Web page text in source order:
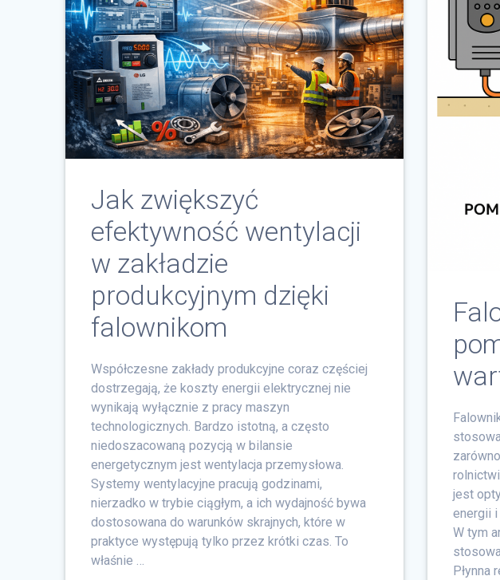
Jak zwiększyć
efektywność wentylacji
w zakładzie
produkcyjnym dzięki
falownikom
Współczesne zakłady produkcyjne coraz częściej
dostrzegają, że koszty energii elektrycznej nie
wynikają wyłącznie z pracy maszyn
technologicznych. Bardzo istotną, a często
niedoszacowaną pozycją w bilansie
energetycznym jest wentylacja przemysłowa.
Systemy wentylacyjne pracują godzinami,
nierzadko w trybie ciągłym, a ich wydajność bywa
dostosowana do warunków skrajnych, które w
praktyce występują tylko przez krótki czas. To
właśnie …
jest
energii
W tym
Płynna